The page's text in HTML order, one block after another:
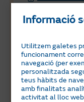
dissabtes
plaques,
Solar
Informació
Utilitzem galetes
funcionament
navegació (per
personalitzada
teus hàbits de
amb finalitats
activitat al lloc